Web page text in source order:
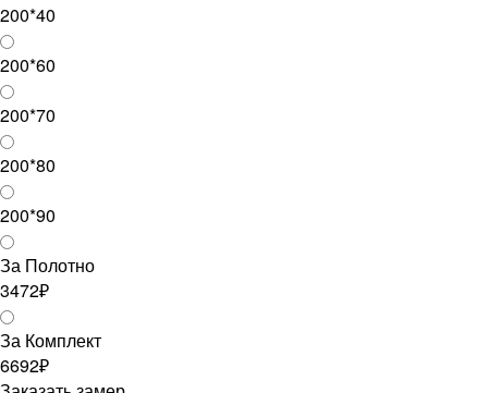
200*40
200*60
200*70
200*80
200*90
За Полотно
3472₽
За Комплект
6692₽